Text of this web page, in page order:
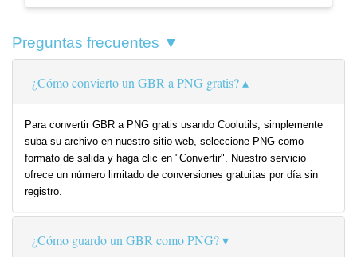
Preguntas frecuentes ▼
¿Cómo convierto un GBR a PNG gratis?
Para convertir GBR a PNG gratis usando Coolutils, simplemente
suba su archivo en nuestro sitio web, seleccione PNG como
formato de salida y haga clic en "Convertir". Nuestro servicio
ofrece un número limitado de conversiones gratuitas por día sin
registro.
¿Cómo guardo un GBR como PNG?